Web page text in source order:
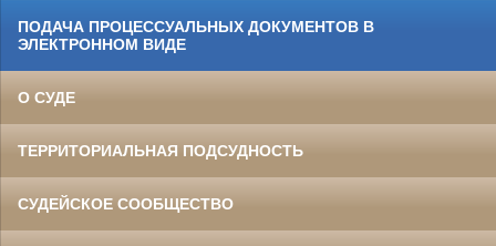
ПОДАЧА ПРОЦЕССУАЛЬНЫХ ДОКУМЕНТОВ В
ЭЛЕКТРОННОМ ВИДЕ
О СУДЕ
ТЕРРИТОРИАЛЬНАЯ ПОДСУДНОСТЬ
СУДЕЙСКОЕ СООБЩЕСТВО